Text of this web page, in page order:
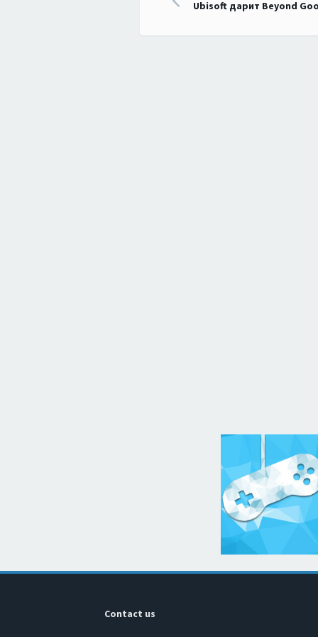
по
Ubisoft дарит Beyond
Contact us